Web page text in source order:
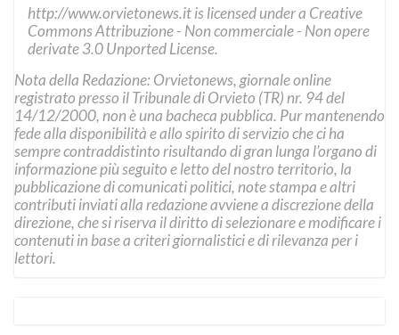
http://www.orvietonews.itis licensed under a Creative
Commons Attribuzione - Non commerciale - Non opere
derivate 3.0 Unported License.
Nota della Redazione: Orvietonews, giornale online
registrato presso il Tribunale di Orvieto (TR) nr. 94 del
14/12/2000, non è una bacheca pubblica. Pur mantenendo
fede alla disponibilità e allo spirito di servizio che ci ha
sempre contraddistinto risultando di gran lunga l’organo di
informazione più seguito e letto del nostro territorio, la
pubblicazione di comunicati politici, note stampa e altri
contributi inviati alla redazione avviene a discrezione della
direzione, che si riserva il diritto di selezionare e modificare i
contenuti in base a criteri giornalistici e di rilevanza per i
lettori.